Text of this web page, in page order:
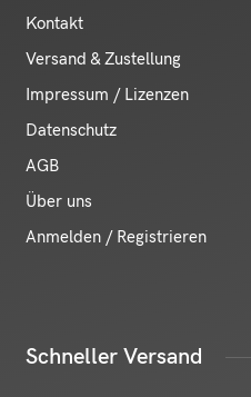
Kontakt
Versand & Zustellung
Impressum / Lizenzen
Datenschutz
AGB
Über uns
Anmelden / Registrieren
Schneller Versand